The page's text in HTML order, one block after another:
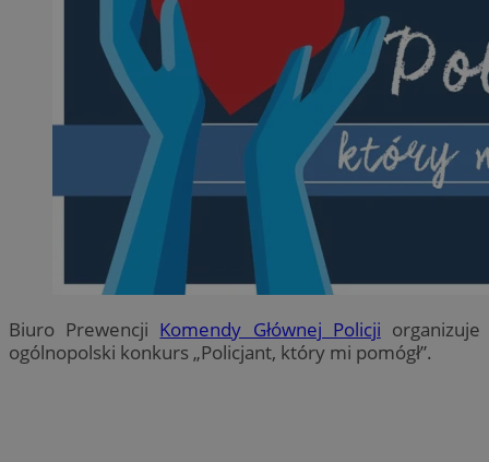
Biuro Prewencji Komendy Głównej Policji organizuje
ogólnopolski konkurs „Policjant, który mi pomógł”.